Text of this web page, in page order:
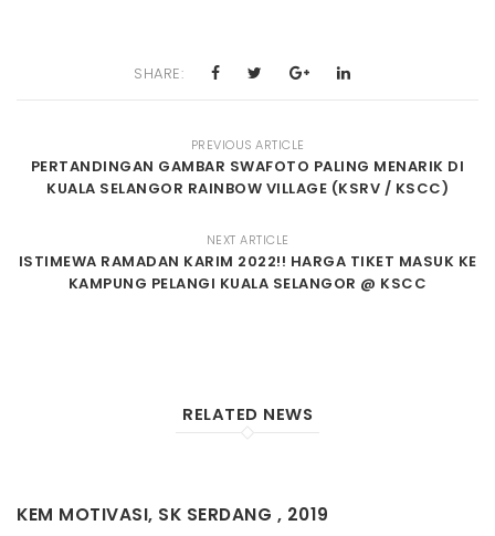
SHARE:
PREVIOUS ARTICLE
PERTANDINGAN GAMBAR SWAFOTO PALING MENARIK DI
KUALA SELANGOR RAINBOW VILLAGE (KSRV / KSCC)
NEXT ARTICLE
ISTIMEWA RAMADAN KARIM 2022!! HARGA TIKET MASUK KE
KAMPUNG PELANGI KUALA SELANGOR @ KSCC
RELATED NEWS
KEM MOTIVASI, SK SERDANG , 2019